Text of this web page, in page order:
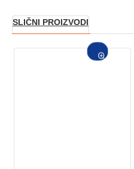
SLIČNI PROIZVODI